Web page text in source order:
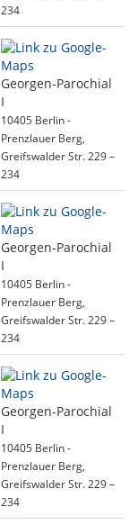
234
Georgen-Parochial
I
10405 Berlin -
Prenzlauer Berg,
Greifswalder Str. 229 –
234
Georgen-Parochial
I
10405 Berlin -
Prenzlauer Berg,
Greifswalder Str. 229 –
234
Georgen-Parochial
I
10405 Berlin -
Prenzlauer Berg,
Greifswalder Str. 229 –
234